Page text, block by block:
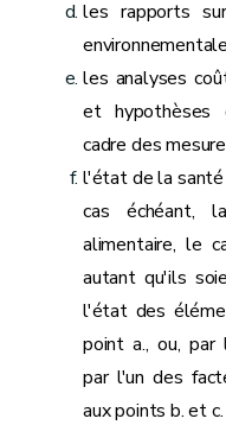
les rapports
les analyses
et hypothèses
cadre des
l'état de la santé
cas échéant,
alimentaire, le
autant qu'ils
l'état des
point a., ou, par
par l'un des
aux points b. et c.